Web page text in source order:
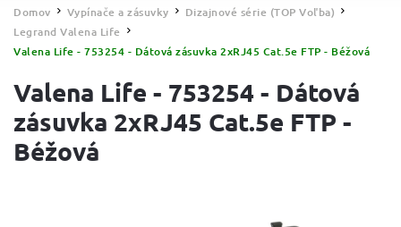
Domov / Vypínače a zásuvky / Dizajnové série (TOP Voľba) /
Legrand Valena Life /
Valena Life - 753254 - Dátová zásuvka 2xRJ45 Cat.5e FTP - Béžová
Valena Life - 753254 - Dátová
zásuvka 2xRJ45 Cat.5e FTP -
Béžová